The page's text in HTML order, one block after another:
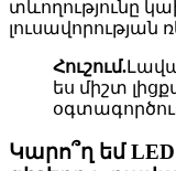
տևողությունը
լուսավորության
Հուշում.
ես միշտ
Կարո՞ղ եմ